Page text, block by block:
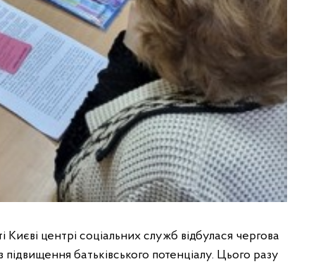
центрі соціальних служб відбулася чергова
підвищення батьківського потенціалу. Цього разу